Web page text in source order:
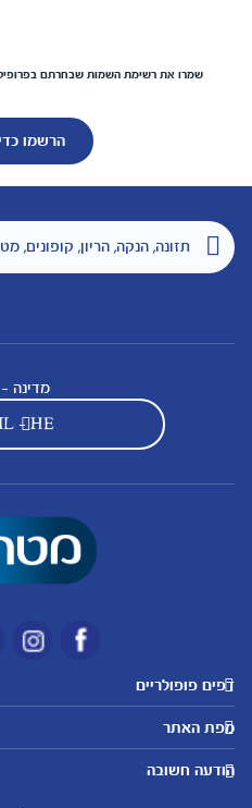
שמרו את רשימת השמות שבחרתם בפרופיל
הרשמו
מדינה
- HE
דפים פופולריים
מטרנה לשירותכם
היועצות שלנו
שאלות נפוצות
מפת האתר
אבני דרך
לקראת הריון
הודעה חשובה